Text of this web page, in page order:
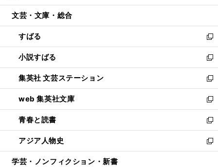
開
ウ
開
く
ン
ウ
で
開
く
ウ
ン
ド
ウ
で
開
く
文芸・文庫・総合
すばる
新
し
い
ウ
ィ
ン
ド
ウ
で
開
く
小説すばる
新
し
い
ウ
ィ
ン
ド
ウ
で
開
集英社 文芸ステーション
新
し
い
ウ
ィ
ン
ド
ウ
web 集英社文庫
新
し
い
ウ
ィ
ン
青春と読書
新
し
い
ウ
アジア人物史
新
し
学芸・ノンフィクション・新書